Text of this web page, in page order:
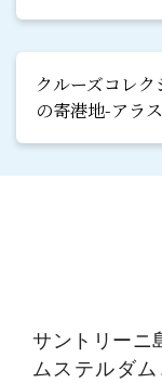
クルーズコレ
の寄港地-アラ
サントリーニ
ムステルダ